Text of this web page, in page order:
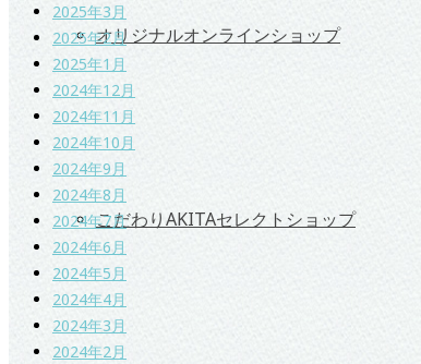
オリジナルオンラインショップ
こだわりAKITAセレクトショップ
2025年3月
2025年2月
2025年1月
2024年12月
2024年11月
2024年10月
2024年9月
2024年8月
2024年7月
2024年6月
2024年5月
2024年4月
2024年3月
2024年2月